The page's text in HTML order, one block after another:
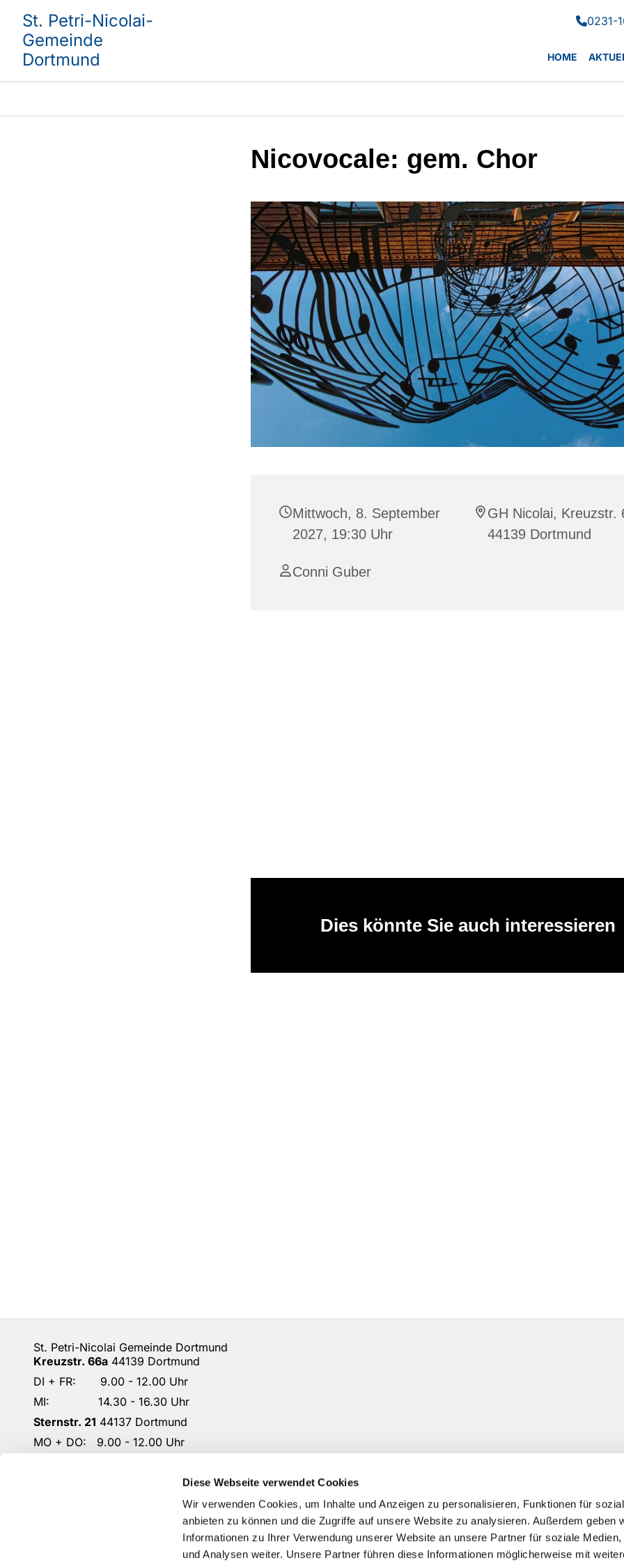
Diese Webseite verwendet Cookies
Wir verwenden Cookies, um Inhalte und Anzeigen zu personalisieren, Funktionen für
anbieten zu können und die Zugriffe auf unsere Website zu analysieren. Außerdem geben
Informationen zu Ihrer Verwendung unserer Website an unsere Partner für soziale Medien,
und Analysen weiter. Unsere Partner führen diese Informationen möglicherweise mit
St. Petri-Nicolai-
Gemeinde
Dortmund
0231-
HOME
Nicovocale: gem. Chor
Mittwoch, 8. September
2027, 19:30 Uhr
GH Nicolai, Kreuzstr.
44139 Dortmund
Conni Guber
Dies könnte Sie auch interessieren
St. Petri-Nicolai Gemeinde Dortmund
Kreuzstr. 66a 44139 Dortmund
DI + FR: 9.00 - 12.00 Uhr
MI: 14.30 - 16.30 Uhr
Sternstr. 21 44137 Dortmund
MO + DO: 9.00 - 12.00 Uhr
DO-KG-Petri-Nicolai@ekkdo.de
Kontoverbindung: Dortmunder Volksbank
IBAN: DE87 4416 0014 2301 1167 02